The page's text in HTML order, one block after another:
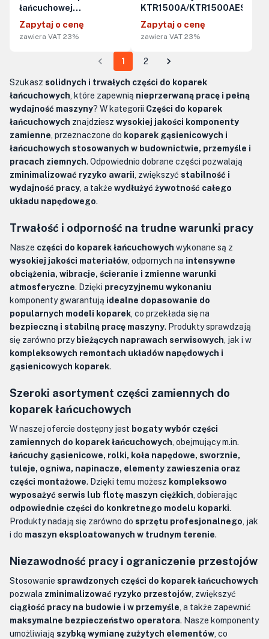
łańcuchowej
(sam łańcuch, bez noży,
zębów ani innych
elementów roboczych)
Zapytaj o cenę
zawiera VAT 23%
KTR1500A/KTR1500AES
Zapytaj o cenę
zawiera VAT 23%
1 2
Szukasz solidnych i trwałych części do koparek
łańcuchowych , które zapewnią nieprzerwaną pracę i pełną
wydajność maszyny? W kategorii Części do koparek
łańcuchowych znajdziesz wysokiej jakości komponenty
zamienne , przeznaczone do koparek gąsienicowych i
łańcuchowych stosowanych w budownictwie, przemyśle i
pracach ziemnych. Odpowiednio dobrane części pozwalają
zminimalizować ryzyko awarii , zwiększyć stabilność i
wydajność pracy , a także wydłużyć żywotność całego
układu napędowego.
Trwałość i odporność na trudne warunki pracy
Nasze części do koparek łańcuchowych wykonane są z
wysokiej jakości materiałów , odpornych na intensywne
obciążenia, wibracje, ścieranie i zmienne warunki
atmosferyczne. Dzięki precyzyjnemu wykonaniu
komponenty gwarantują idealne dopasowanie do
popularnych modeli koparek , co przekłada się na
bezpieczną i stabilną pracę maszyny. Produkty sprawdzają
się zarówno przy bieżących naprawach serwisowych , jak i w
kompleksowych remontach układów napędowych i
gąsienicowych koparek.
Szeroki asortyment części zamiennych do
koparek łańcuchowych
W naszej ofercie dostępny jest bogaty wybór części
zamiennych do koparek łańcuchowych , obejmujący m.in.
łańcuchy gąsienicowe, rolki, koła napędowe, sworznie,
tuleje, ogniwa, napinacze, elementy zawieszenia oraz
części montażowe. Dzięki temu możesz kompleksowo
wyposażyć serwis lub flotę maszyn ciężkich , dobierając
odpowiednie części do konkretnego modelu koparki.
Produkty nadają się zarówno do sprzętu profesjonalnego , jak
i do maszyn eksploatowanych w trudnym terenie.
Niezawodność pracy i ograniczenie przestojów
Stosowanie sprawdzonych części do koparek łańcuchowych
pozwala zminimalizować ryzyko przestojów , zwiększyć
ciągłość pracy na budowie i w przemyśle , a także zapewnić
maksymalne bezpieczeństwo operatora. Nasze komponenty
umożliwiają szybką wymianę zużytych elementów , co